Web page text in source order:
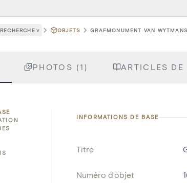
RECHERCHE ˅ OBJETS GRAFMONUMENT VAN
PHOTOS (1) ARTICLES
INFORMATIONS DE BASE
Titre
Numéro d'objet